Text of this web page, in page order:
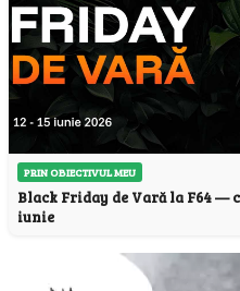
PRIN OBIECTIVUL MEU
Black Friday de Vară la F64 —
iunie